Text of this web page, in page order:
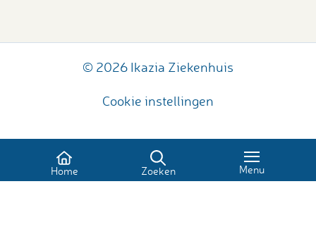
© 2026 Ikazia Ziekenhuis
Cookie instellingen
Home Zoeken Menu